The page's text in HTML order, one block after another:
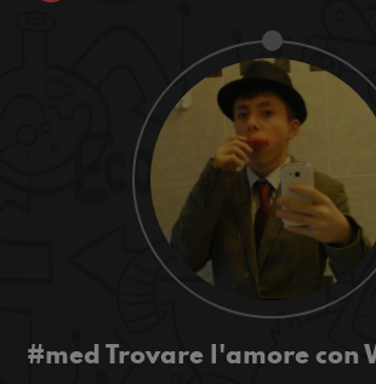
#med Trovare l'amore con